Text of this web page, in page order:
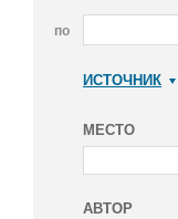
по
ИСТОЧНИК
МЕСТО
АВТОР